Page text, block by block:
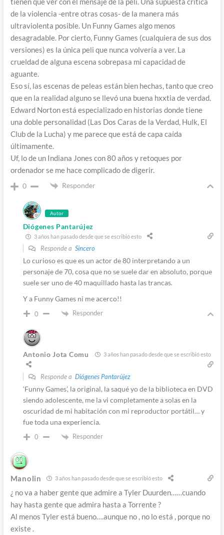
de la violencia -entre otras cosas- de la manera más
ultraviolenta posible. Un Funny Games algo menos
desagradable. Por cierto, Funny Games (cualquiera de sus dos
versiones) es la única peli que nunca volvería a ver. La
crueldad de alguna escena sobrepasa mi capacidad de
aguante.
Eso sí, las escenas de peleas están bien hechas, tanto que creo
que en la realidad alguno se llevó una buena hxxtia de verdad.
Edward Norton está especializado en historias donde tiene
una doble personalidad (Las Dos Caras de la Verdad, Hulk, El
Club de la Lucha) y me parece que está de capa caída
últimamente.
Uf, lo de un Indiana Jones con 80 años y retoques por
ordenador se me hace complicado de digerir.
0 Responder
Autor
Diógenes Pantarújez
3 años han pasado desde que se escribió esto
Responde a Sincero
Lo curioso es que es un actor de 80 interpretando a un
personaje de 70, cosa que no se suele dar en absoluto, porque
suele ser uno de 40 maquillado hasta las trancas.
Y a Funny Games ni me acerco!!
0 Responder
Antonio Jota Comu 3 años han pasado desde que se escribió esto
Responde a Diógenes Pantarújez
‘Funny Games’, la original, la saqué yo de la biblioteca en DVD
siendo adolescente, me la vi completamente a solas en la
oscuridad de mi habitación con mi reproductor portátil… y
fue toda una experiencia.
0 Responder
Manolin 3 años han pasado desde que se escribió esto
¿ no va a haber gente que admire a Tyler Duurden……cuando
hay hasta gente que admira hasta a Torrente ?
Al menos Tyler está bueno….aunque no , no lo está , porque no
existe .